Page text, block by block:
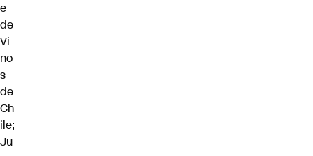
e
de
Vi
no
s
de
Ch
ile;
Ju